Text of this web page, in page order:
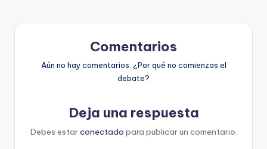
Comentarios
Aún no hay comentarios. ¿Por qué no comienzas el
debate?
Deja una respuesta
Debes estarconectado para publicar un comentario.